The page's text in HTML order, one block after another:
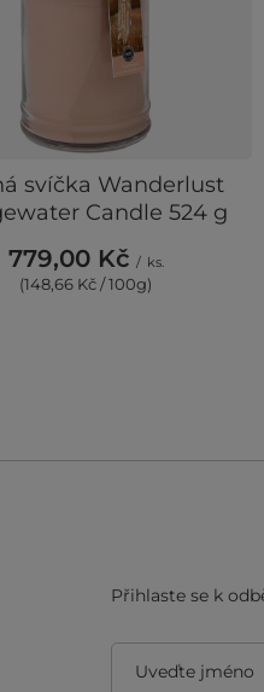
svíčka Wanderlust
Candle 524 g
779,00 Kč / ks.
(148,66 Kč / 100g)
Přihlaste se k
Uveďte jméno